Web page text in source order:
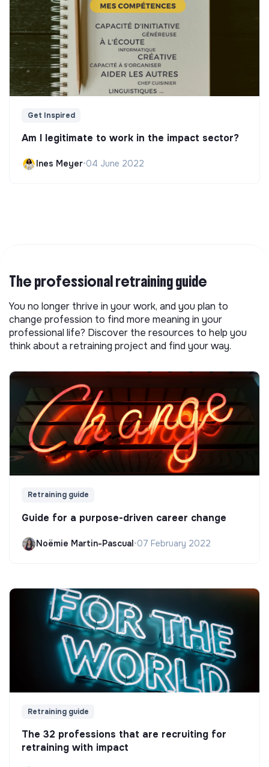
Get Inspired
Am I legitimate to work in the impact sector?
Ines Meyer•04 June 2022
The professional retraining guide
You no longer thrive in your work, and you plan to
change profession to find more meaning in your
professional life? Discover the resources to help you
think about a retraining project and find your way.
Retraining guide
Guide for a purpose-driven career change
Noëmie Martin-Pascual•07 February 2022
Retraining guide
The 32 professions that are recruiting for
retraining with impact